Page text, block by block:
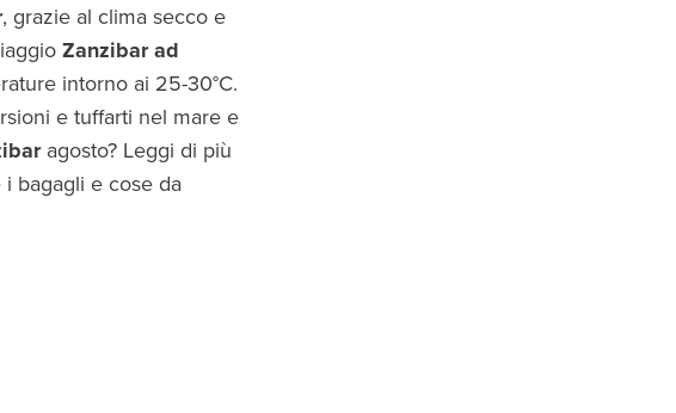
, grazie al clima secco e
Zanzibar ad
intorno ai 25-30°C.
e tuffarti nel mare e
agosto? Leggi di più
bagagli e cose da